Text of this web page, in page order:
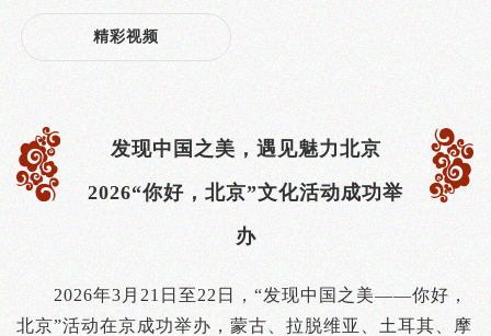
精彩视频
发现中国之美，遇见魅力北京
2026“你好，北京”文化活动成功举
办
2026年3月21日至22日，“发现中国之美——你好，
北京”活动在京成功举办，蒙古、拉脱维亚、土耳其、摩